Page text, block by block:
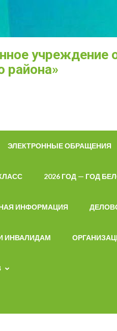
учреждение
района»
ЭЛЕКТРОННЫЕ ОБРАЩЕНИЯ
2026 ГОД — ГОД
ИНФОРМАЦИЯ
ИНВАЛИДАМ